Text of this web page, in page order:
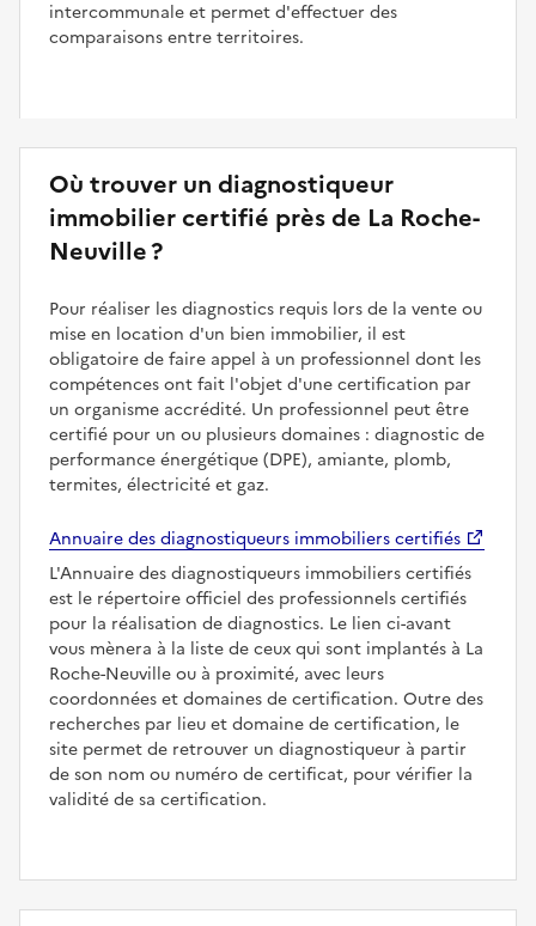
intercommunale et permet d'effectuer des
comparaisons entre territoires.
Où trouver un diagnostiqueur
immobilier certifié près de La Roche-
Neuville ?
Pour réaliser les diagnostics requis lors de la vente ou
mise en location d'un bien immobilier, il est
obligatoire de faire appel à un professionnel dont les
compétences ont fait l'objet d'une certification par
un organisme accrédité. Un professionnel peut être
certifié pour un ou plusieurs domaines : diagnostic de
performance énergétique (DPE), amiante, plomb,
termites, électricité et gaz.
Annuaire des diagnostiqueurs immobiliers certifiés
L'Annuaire des diagnostiqueurs immobiliers certifiés
est le répertoire officiel des professionnels certifiés
pour la réalisation de diagnostics. Le lien ci-avant
vous mènera à la liste de ceux qui sont implantés à La
Roche-Neuville ou à proximité, avec leurs
coordonnées et domaines de certification. Outre des
recherches par lieu et domaine de certification, le
site permet de retrouver un diagnostiqueur à partir
de son nom ou numéro de certificat, pour vérifier la
validité de sa certification.